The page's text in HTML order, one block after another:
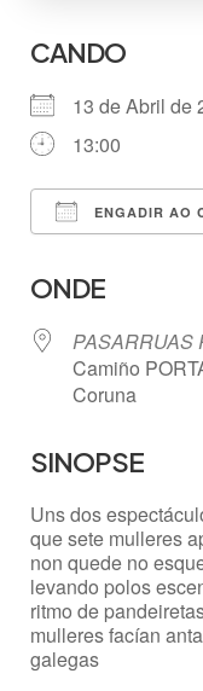
CANDO
13 de Abril de
13:00
ENGADIR AO
ONDE
PASARRUAS
Camiño
Coruna
SINOPSE
Uns dos
que sete mulleres
non quede no
levando polos
ritmo de
mulleres facían
galegas